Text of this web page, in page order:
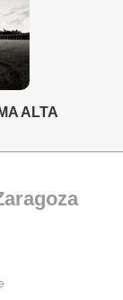
ALTA